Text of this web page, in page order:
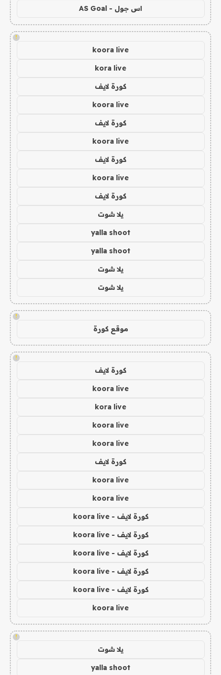
اس جول - AS Goal
!
koora live
kora live
كورة لايف
koora live
كورة لايف
koora live
كورة لايف
koora live
كورة لايف
يلا شوت
yalla shoot
yalla shoot
يلا شوت
يلا شوت
!
موقع كورة
!
كورة لايف
koora live
kora live
koora live
koora live
كورة لايف
koora live
koora live
كورة لايف - koora live
كورة لايف - koora live
كورة لايف - koora live
كورة لايف - koora live
كورة لايف - koora live
koora live
!
يلا شوت
yalla shoot